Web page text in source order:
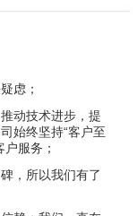
虑；
动技术进步，提
始终坚持“客户至
服务；
，所以我们有了